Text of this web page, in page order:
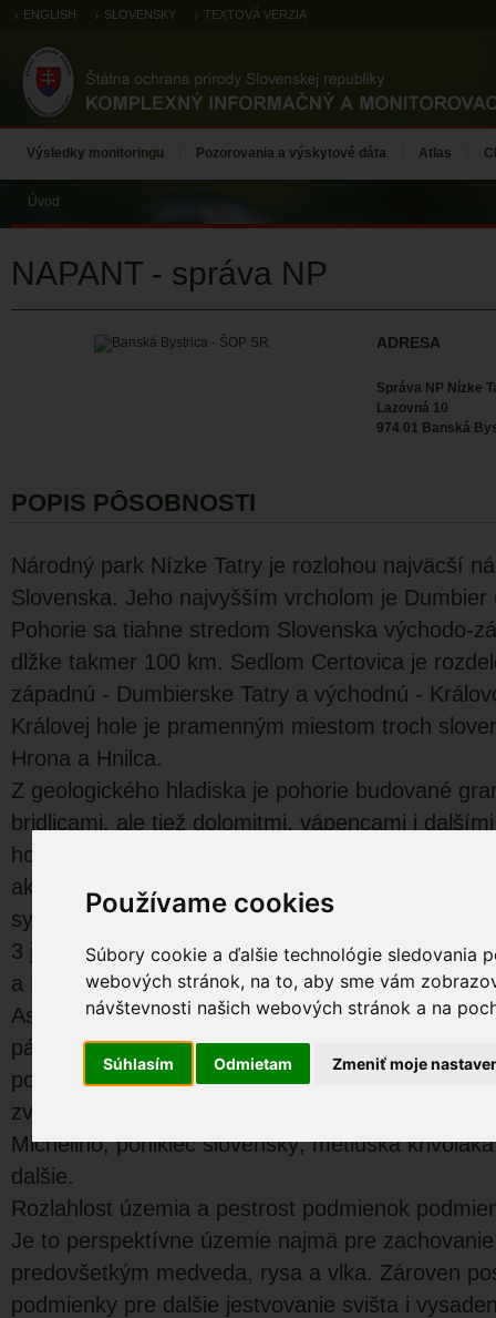
Používame cookies
Súbory cookie a ďalšie technológie sledovania
webových stránok, na to, aby sme vám
návštevnosti našich webových stránok a na
Súhlasím Odmietam Zmeniť moje
ENGLISH SLOVENSKY TEXTOVÁ VERZIA
Výsledky monitoringu Pozorovania a výskytové dáta Atlas
Úvod
NAPANT - správa NP
ADRESA
Správa NP Nízke
Lazovná 10
974 01 Banská
POPIS PÔSOBNOSTI
Národný park Nízke Tatry je rozlohou najväcší
Slovenska. Jeho najvyšším vrcholom je
Pohorie sa tiahne stredom Slovenska východo-
dlžke takmer 100 km. Sedlom Certovica je
západnú - Dumbierske Tatry a východnú -
Královej hole je pramenným miestom troch
Hrona a Hnilca.
Z geologického hladiska je pohorie budované
bridlicami, ale tiež dolomitmi, vápencami i
horninami. Na vápencové komplexy sa viažu
ako Demänovský, Bystriansky a Dumbiersky
systém tvoria Demänovské jaskyne (24 km). V
3 jaskyne - Demänovská jaskyna slobody,
a Bystrianska jaskyna.
Asi 90 % rozlohy územia pripadá na lesný
pásme 50 %). Kvetena je rozmanitá, s
podmienky chladnej klímy. Horskú flóru
zvoncek malický, horec Clusiov, plesnivec
Micheliho, poniklec slovenský, metluška
dalšie.
Rozlahlost územia a pestrost podmienok
Je to perspektívne územie najmä pre
predovšetkým medveda, rysa a vlka. Zároven
podmienky pre dalšie jestvovanie svišta i